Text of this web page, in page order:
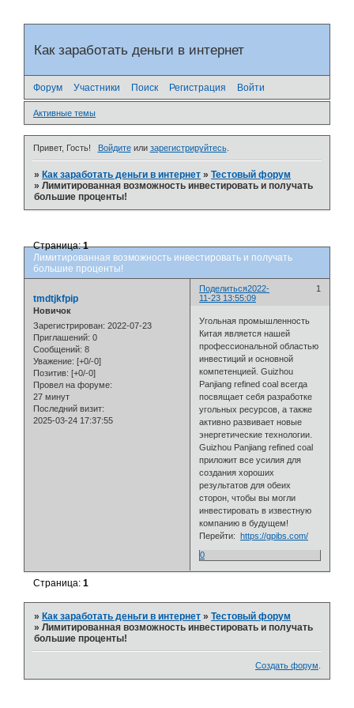
Как заработать деньги в интернет
Форум Участники Поиск Регистрация Войти
Активные темы
Привет, Гость! Войдитеили зарегистрируйтесь.
»Как заработать деньги в интернет »Тестовый форум
»Лимитированная возможность инвестировать и получать
большие проценты!
Лимитированная возможность инвестировать и получать
большие проценты!
Страница:1
Поделиться 1
2022-
11-23 13:55:09
tmdtjkfpip
Новичок
Зарегистрирован: 2022-07-23
Приглашений: 0
Сообщений: 8
Уважение: [+0/-0]
Позитив: [+0/-0]
Провел на форуме:
27 минут
Последний визит:
2025-03-24 17:37:55
Угольная промышленность
Китая является нашей
профессиональной областью
инвестиций и основной
компетенцией. Guizhou
Panjiang refined coal всегда
посвящает себя разработке
угольных ресурсов, а также
активно развивает новые
энергетические технологии.
Guizhou Panjiang refined coal
приложит все усилия для
создания хороших
результатов для обеих
сторон, чтобы вы могли
инвестировать в известную
компанию в будущем!
Перейти: https://gpibs.com/
0
Страница:1
»Как заработать деньги в интернет »Тестовый форум
»Лимитированная возможность инвестировать и получать
большие проценты!
Создать форум